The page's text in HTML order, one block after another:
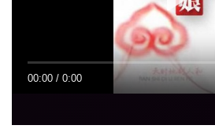
00:00 / 0:00